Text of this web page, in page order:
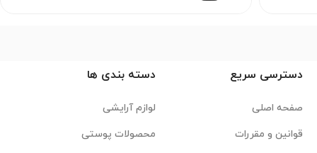
دسترسی سریع
صفحه اصلی
قوانین و مقررات
دسته بندی ها
لوازم آرایشی
محصولات پوستی